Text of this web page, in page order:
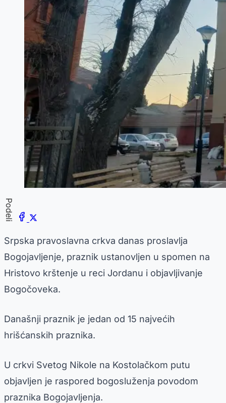
Podeli
Srpska pravoslavna crkva danas proslavlja
Bogojavljenje, praznik ustanovljen u spomen na
Hristovo krštenje u reci Jordanu i objavljivanje
Bogočoveka.
Današnji praznik je jedan od 15 najvećih
hrišćanskih praznika.
U crkvi Svetog Nikole na Kostolačkom putu
objavljen je raspored bogosluženja povodom
praznika Bogojavljenja.